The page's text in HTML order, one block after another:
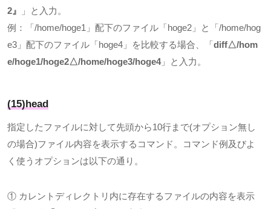
2』
」と入力。
例：「 /home/hoge1 」配下のファイル「 hoge2 」と「 /home/hog
e3 」配下のファイル「 hoge4 」を比較する場合、「 diff△/hom
e/hoge1/hoge2△/home/hoge3/hoge4」と入力。
(15)head
指定したファイルに対して先頭から10行まで(オプション無し
の場合)ファイル内容を表示するコマンド。コマンド例及びよ
く使うオプションは以下の通り。
① カレントディレクトリ内に存在するファイルの内容を表示